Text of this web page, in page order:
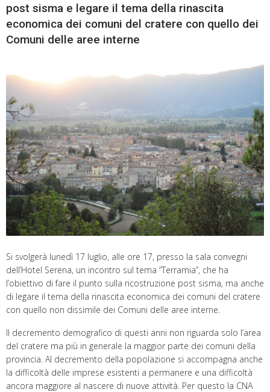
post sisma e legare il tema della rinascita
economica dei comuni del cratere con quello dei
Comuni delle aree interne
Si svolgerà lunedì 17 luglio, alle ore 17, presso la sala convegni
dell’Hotel Serena, un incontro sul tema “Terramia”, che ha
l’obiettivo di fare il punto sulla ricostruzione post sisma, ma anche
di legare il tema della rinascita economica dei comuni del cratere
con quello non dissimile dei Comuni delle aree interne.
Il decremento demografico di questi anni non riguarda solo l’area
del cratere ma più in generale la maggior parte dei comuni della
provincia. Al decremento della popolazione si accompagna anche
la difficoltà delle imprese esistenti a permanere e una difficoltà
ancora maggiore al nascere di nuove attività. Per questo la CNA